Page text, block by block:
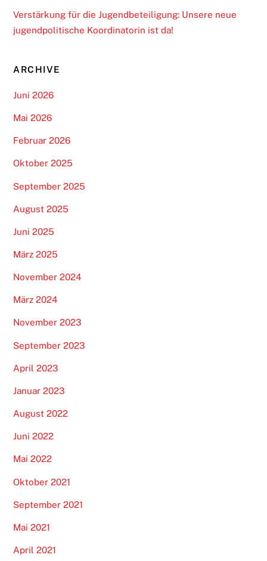
Verstärkung für die Jugendbeteiligung: Unsere neue
jugendpolitische Koordinatorin ist da!
ARCHIVE
Juni 2026
Mai 2026
Februar 2026
Oktober 2025
September 2025
August 2025
Juni 2025
März 2025
November 2024
März 2024
November 2023
September 2023
April 2023
Januar 2023
August 2022
Juni 2022
Mai 2022
Oktober 2021
September 2021
Mai 2021
April 2021